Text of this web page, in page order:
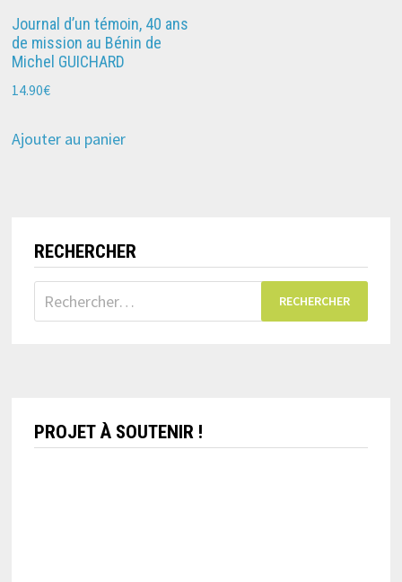
Journal d’un témoin, 40 ans
de mission au Bénin de
Michel GUICHARD
14.90€
Ajouter au panier
RECHERCHER
Rechercher :
PROJET À SOUTENIR !